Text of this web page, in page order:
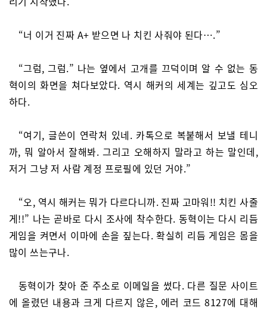
“너 이거 진짜 A+ 받으면 나 치킨 사줘야 된다….”
“그럼, 그럼.” 나는 옆에서 고개를 끄덕이며 알 수 없는 동
혁이의 화면을 쳐다보았다. 역시 해커의 세계는 깊고도 심오
하다.
“여기, 글쓴이 연락처 있네. 카톡으로 복붙해서 보낼 테니
까, 뭐 알아서 잘해봐. 그리고 오해하지 말라고 하는 말인데,
저거 그냥 저 사람 계정 프로필에 있던 거야.”
“오, 역시 해커는 뭐가 다르다니까. 진짜 고마워!! 치킨 사줄
게!!” 나는 곧바로 다시 조사에 착수한다. 동혁이는 다시 리듬
게임을 켜면서 이마에 손을 짚는다. 확실히 리듬 게임은 몸을
많이 쓰는구나.
동혁이가 찾아 준 주소로 이메일을 썼다. 다른 질문 사이트
에 올렸던 내용과 크게 다르지 않은, 에러 코드 8127에 대해